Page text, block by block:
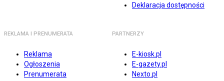
Deklaracja dostępności
REKLAMA I PRENUMERATA
Reklama
Ogłoszenia
Prenumerata
PARTNERZY
E-kiosk.pl
E-gazety.pl
Nexto.pl